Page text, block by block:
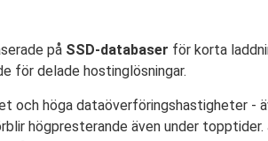
på SSD-databaser för korta
för delade hostinglösningar.
och höga dataöverföringshastigheter -
högpresterande även under topptider.